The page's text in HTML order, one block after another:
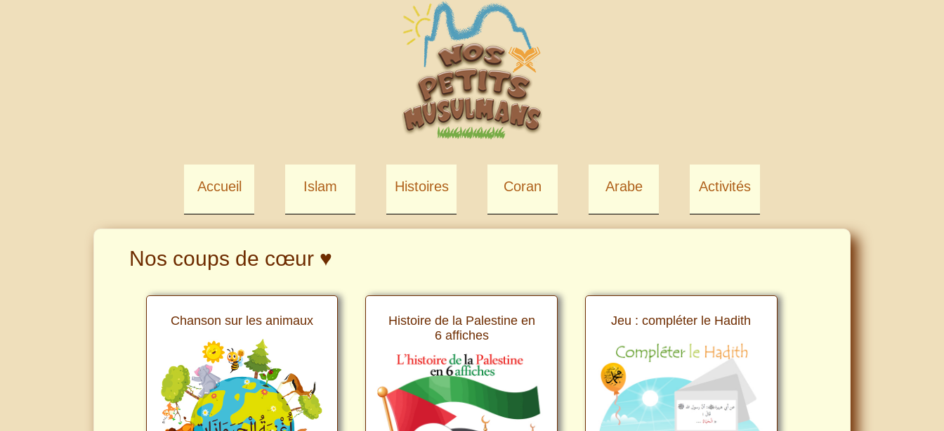
Accueil Islam Histoires Coran Arabe Activités
Nos coups de cœur ♥
Chanson sur les animaux
Histoire de la Palestine en
6 affiches
Jeu : compléter le Hadith